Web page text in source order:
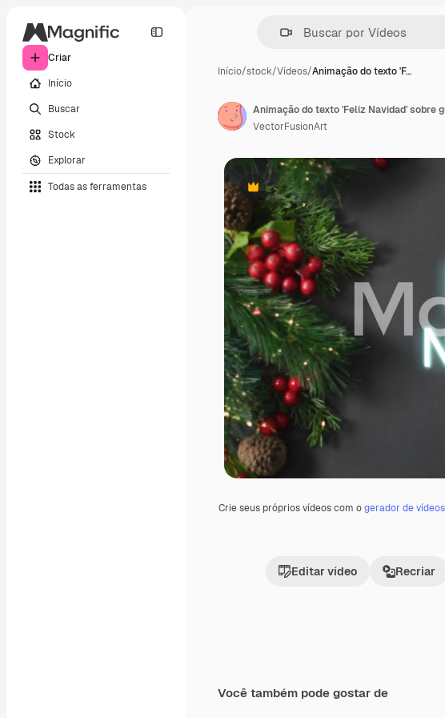
Criar
Início
Buscar
Stock
Explorar
Todas as ferramentas
Início/stock/Vídeos/Animação do texto 'F…
Premium
Crie seus próprios vídeos com ogerador de
Editar vídeo Recriar
Animação do texto 'Feliz Navidad' sobre
VectorFusionArt
Você também pode gostar de